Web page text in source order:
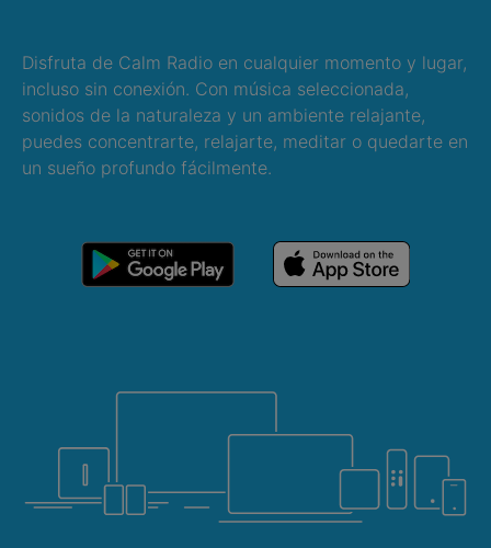
Disfruta de Calm Radio en cualquier momento y lugar,
incluso sin conexión. Con música seleccionada,
sonidos de la naturaleza y un ambiente relajante,
puedes concentrarte, relajarte, meditar o quedarte en
un sueño profundo fácilmente.